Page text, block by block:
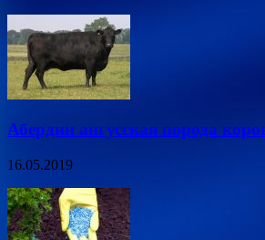
Абердин ангусская порода
16.05.2019